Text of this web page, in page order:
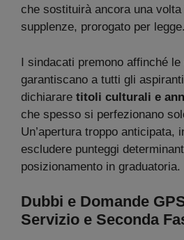
che sostituirà ancora una
supplenze, prorogato per legge.
I sindacati premono affinché
garantiscano a tutti gli
dichiarare titoli culturali e
che spesso si perfezionano
Un’apertura troppo anticipata,
escludere punteggi
posizionamento in graduatoria.
Dubbi e Domande
Servizio e Seconda